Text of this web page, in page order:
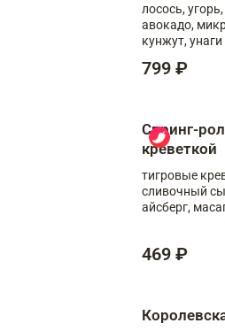
лосось,
авокадо,
кунжут, унаги
799 ₽
Спринг-
креветкой
тигровые
сливочный
айсберг,
469 ₽